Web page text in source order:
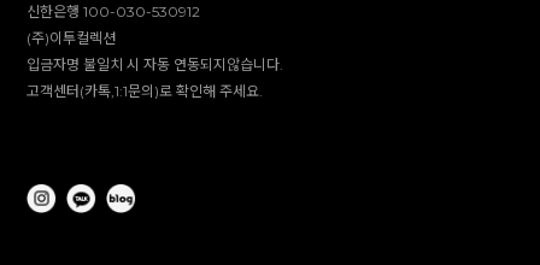
신한은행 100-030-530912
(주)이투컬렉션
입금자명 불일치 시 자동 연동되지않습니다.
고객센터(카톡,1:1문의)로 확인해 주세요.